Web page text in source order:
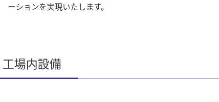
ーションを実現いたします。
工場内設備